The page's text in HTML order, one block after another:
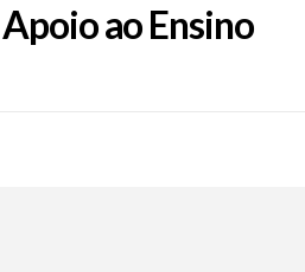
ao Ensino